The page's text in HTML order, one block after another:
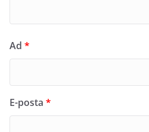
Ad *
E-posta *